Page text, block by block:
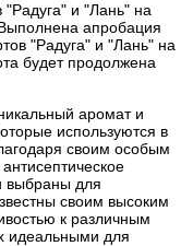
и "Лань" на
апробация
"Радуга" и "Лань" на
будет продолжена
аромат и
используются в
своим особым
выбраны для
своим высоким
к различным
идеальными для